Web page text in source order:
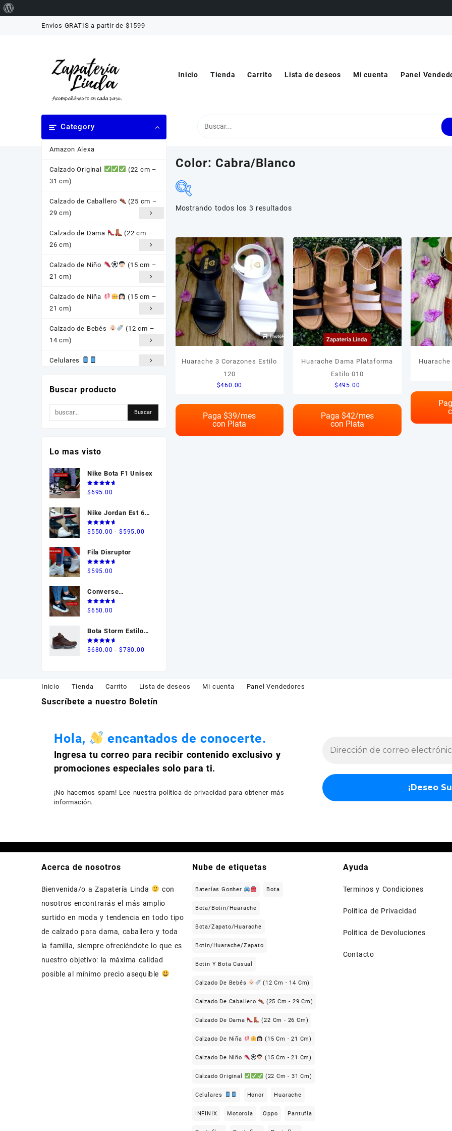
Envíos GRATIS a partir de $1599
Inicio Tienda Carrito Lista de deseos Mi cuenta Panel
Category
Amazon Alexa
Calzado Original
(22 cm –
31 cm)
Calzado de Caballero
(25 cm –
29 cm)
Calzado de Dama
(22 cm –
26 cm)
Calzado de Niño
(15 cm –
21 cm)
Calzado de Niña
(15 cm –
21 cm)
Calzado de Bebés
(12 cm –
14 cm)
Celulares
Sin categorizar
Color: Cabra/Blanco
460 469
Color del producto
Color del producto
Tamaño del producto
Mostrando todos los 3 resultados
Huarache 3 Corazones Estilo
120
$460.00
Paga $39/mes
con Plata
Huarache Dama Plataforma
Estilo 010
$495.00
Paga $42/mes
con Plata
Buscar producto
Lo mas visto
Nike Bota F1 Unisex
Valorado
en 5.00
$695.00
Nike Jordan Est 608
Infantil
Valorado
en 5.00
$ 550.00 - $ 595.00
Fila Disruptor
Valorado
en 5.00
$ 595.00
Converse
Plataforma Dama
Chuck Taylor
Valorado
en 5.00
$650.00
Bota Storm Estilo
722
Valorado
en5.00
$680.00 - $780.00
hasta
Inicio Tienda Carrito Lista de deseos Mi cuenta Panel Vendedores
Suscríbete a nuestro Boletín
Hola, encantados de conocerte.
Ingresa tu correo para recibir contenido exclusivo y
promociones especiales solo para ti.
¡No hacemos spam! Lee nuestrapolítica de privacidad para obtener más
información.
Acerca de nosotros
Bienvenida/o a Zapatería Linda
con
nosotros encontrarás el más amplio
surtido en moda y tendencia en todo tipo
de calzado para dama, caballero y toda
la familia, siempre ofreciéndote lo que es
nuestro objetivo: la máxima calidad
posible al mínimo precio asequible
Nube de etiquetas
Baterías Gonher Bota
Bota/Botin/Huarache
Bota/Zapato/Huarache
Botin/Huarache/Zapato
Botin Y Bota Casual
Calzado De Bebés (12 Cm - 14 Cm)
Calzado De Caballero (25 Cm - 29 Cm)
Calzado De Dama (22 Cm - 26 Cm)
Calzado De Niña (15 Cm - 21 Cm)
Calzado De Niño (15 Cm - 21 Cm)
Calzado Original (22 Cm - 31 Cm)
Celulares Honor Huarache
INFINIX Motorola Oppo Pantufla
Ayuda
Terminos y Condiciones
Política de Privacidad
Politica de Devoluciones
Contacto